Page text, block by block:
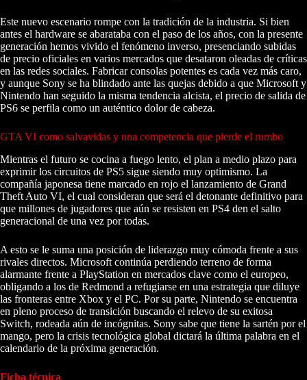
Este nuevo escenario rompe con la tradición de la industria. Si bien
antes el hardware se abarataba con el paso de los años, con la presente
generación hemos vivido el fenómeno inverso, presenciando subidas
de precio oficiales en varios mercados que desataron oleadas de críticas
en las redes sociales. Fabricar consolas potentes es cada vez más caro,
y aunque Sony se ha blindado ante las quejas debido a que Microsoft y
Nintendo han seguido la misma tendencia alcista, el precio de salida de
PS6 se perfila como un auténtico dolor de cabeza.
GTA VI como salvavidas y una competencia que pierde el rumbo
Mientras el futuro se cocina a fuego lento, el plan a medio plazo para
exprimir los circuitos de PS5 sigue siendo muy optimismo. La
compañía japonesa tiene marcado en rojo el lanzamiento de Grand
Theft Auto VI, el cual consideran que será el detonante definitivo para
que millones de jugadores que aún se resisten en PS4 den el salto
generacional de una vez por todas.
A esto se le suma una posición de liderazgo muy cómoda frente a sus
rivales directos. Microsoft continúa perdiendo terreno de forma
alarmante frente a PlayStation en mercados clave como el europeo,
obligando a los de Redmond a refugiarse en una estrategia que diluye
las fronteras entre Xbox y el PC. Por su parte, Nintendo se encuentra
en pleno proceso de transición buscando el relevo de su exitosa
Switch, rodeada aún de incógnitas. Sony sabe que tiene la sartén por el
mango, pero la crisis tecnológica global dictará la última palabra en el
calendario de la próxima generación.
Ficha técnica